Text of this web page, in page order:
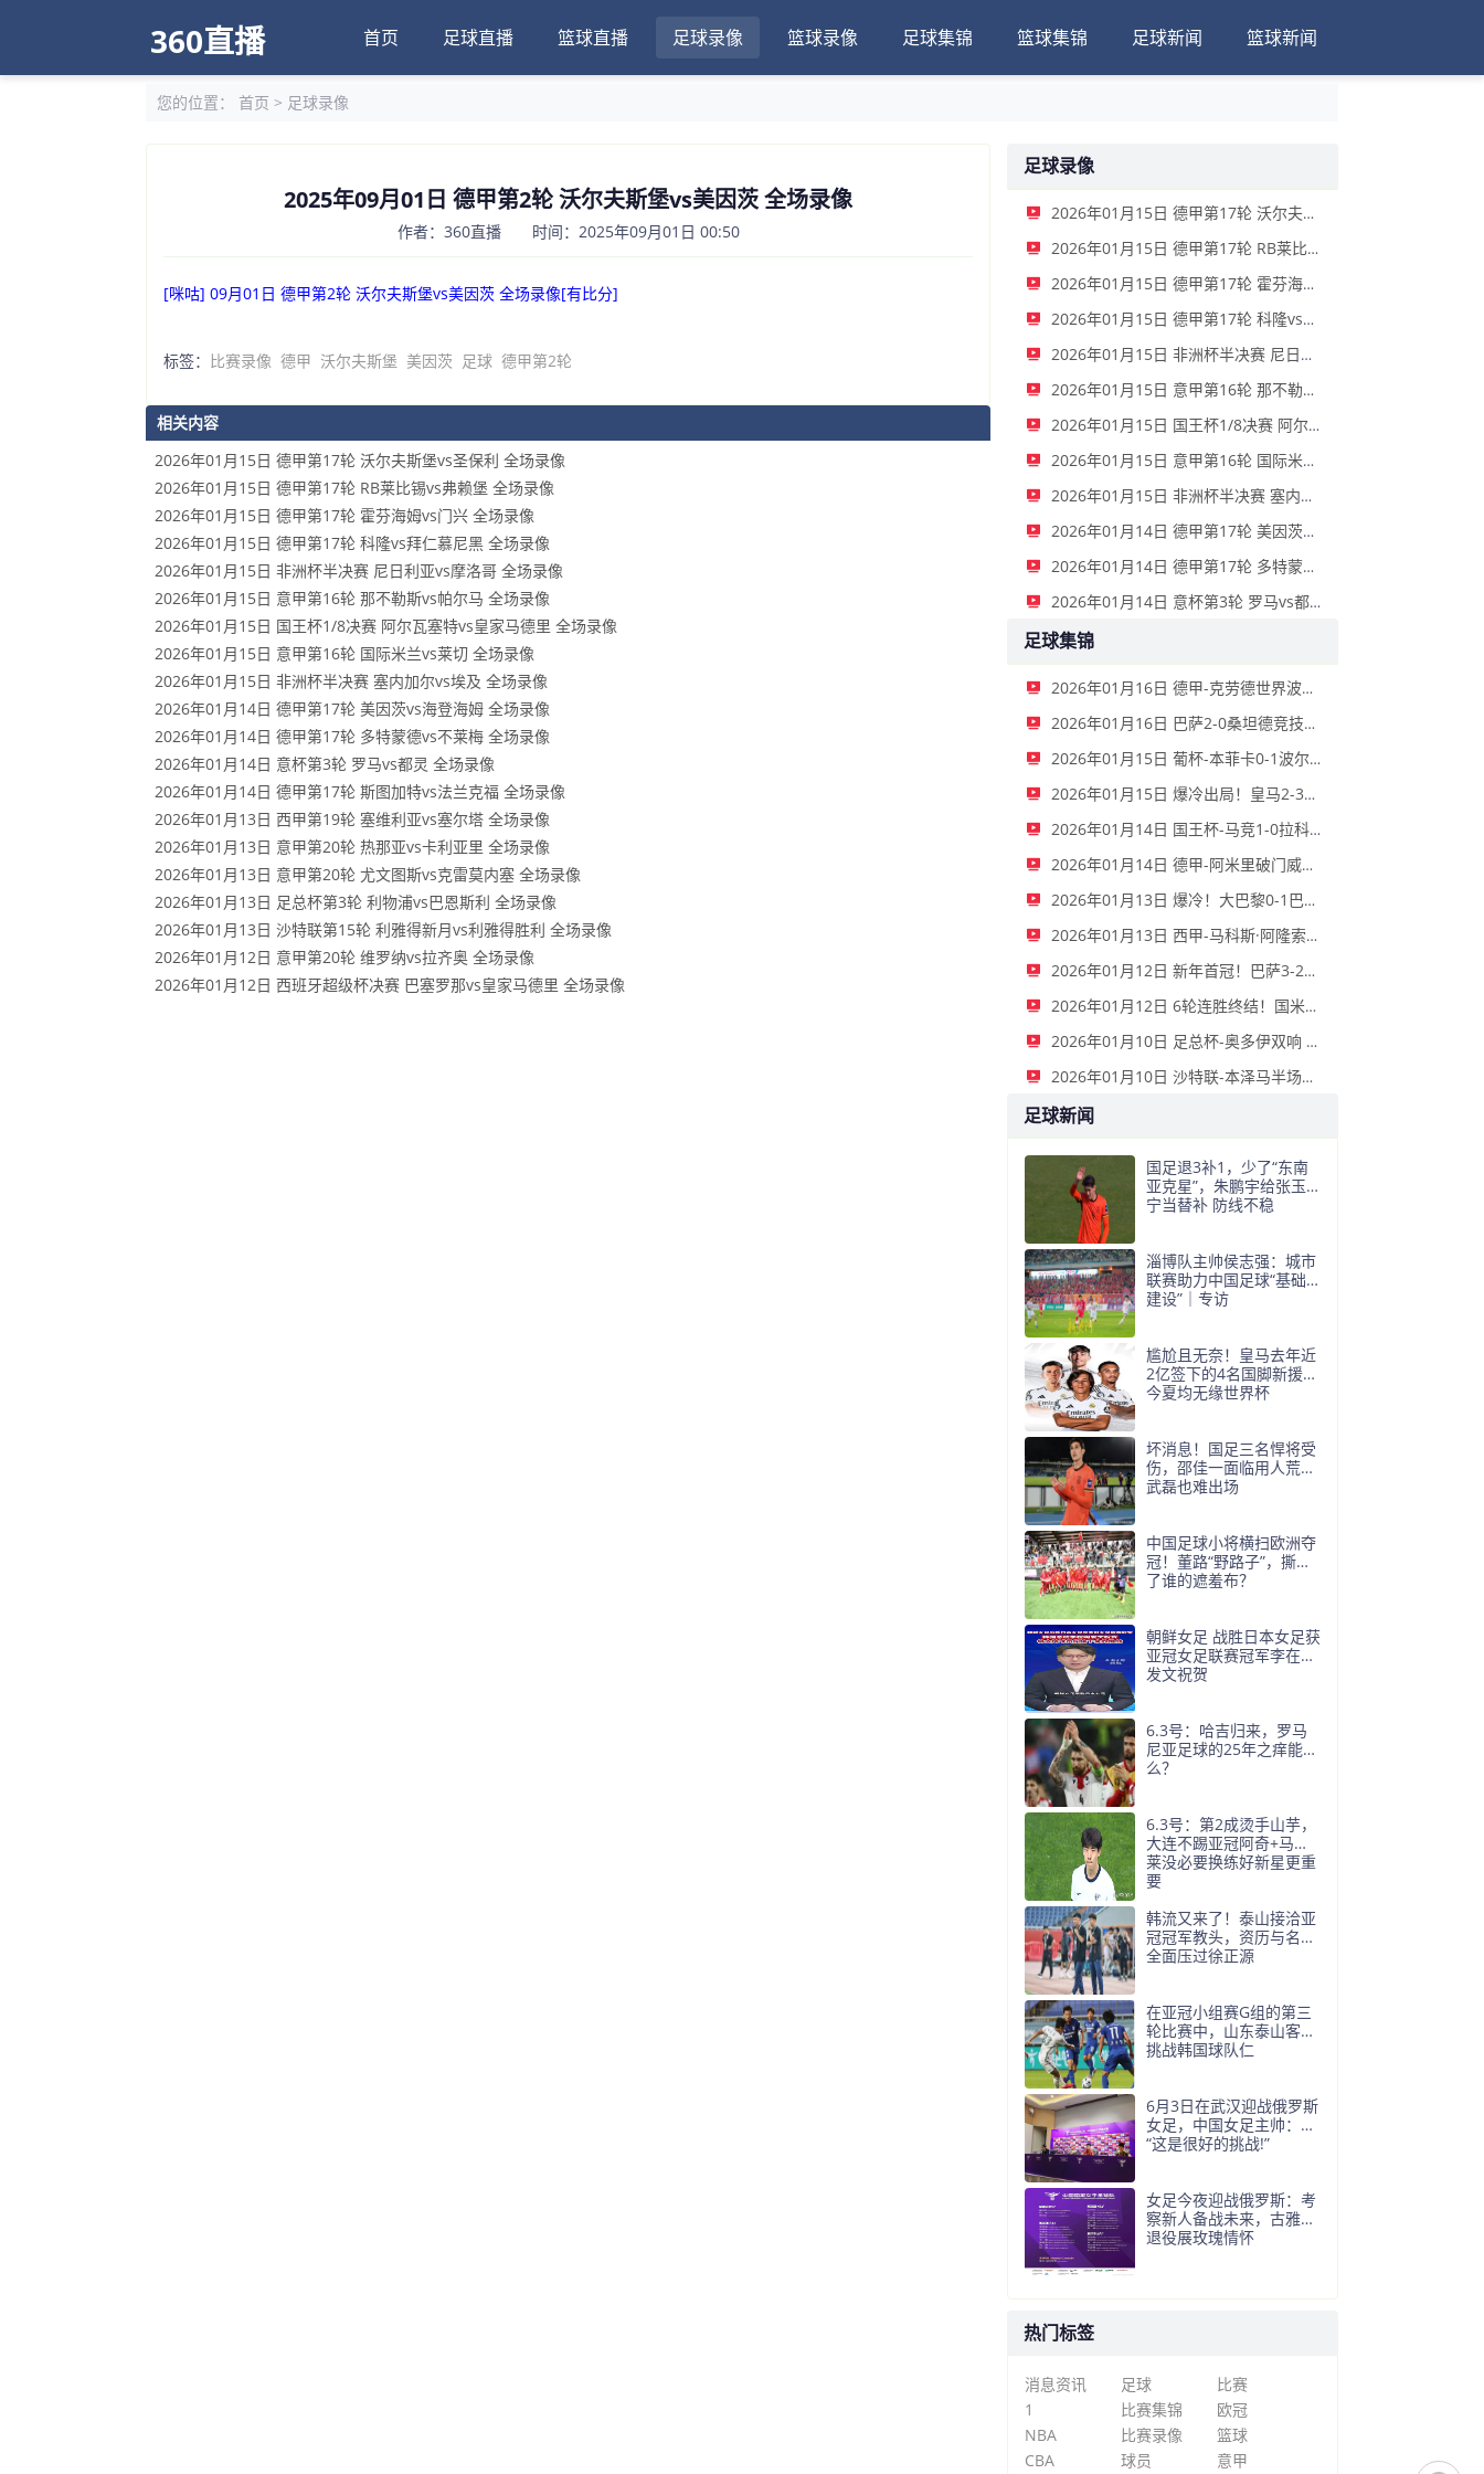
360直播 首页 足球直播 篮球直播 足球录像 篮球录像 足球集锦 篮球集锦 足球新闻 篮球新闻
您的位置： 首页 > 足球录像
2025年09月01日 德甲第2轮 沃尔夫斯堡vs美因茨 全场录像
作者：360直播 时间：2025年09月01日 00:50
[咪咕] 09月01日 德甲第2轮 沃尔夫斯堡vs美因茨 全场录像[有比分]
标签： 比赛录像 德甲 沃尔夫斯堡 美因茨 足球 德甲第2轮
相关内容
2026年01月15日 德甲第17轮 沃尔夫斯堡vs圣保利 全场录像
2026年01月15日 德甲第17轮 RB莱比锡vs弗赖堡 全场录像
2026年01月15日 德甲第17轮 霍芬海姆vs门兴 全场录像
2026年01月15日 德甲第17轮 科隆vs拜仁慕尼黑 全场录像
2026年01月15日 非洲杯半决赛 尼日利亚vs摩洛哥 全场录像
2026年01月15日 意甲第16轮 那不勒斯vs帕尔马 全场录像
2026年01月15日 国王杯1/8决赛 阿尔瓦塞特vs皇家马德里 全场录像
2026年01月15日 意甲第16轮 国际米兰vs莱切 全场录像
2026年01月15日 非洲杯半决赛 塞内加尔vs埃及 全场录像
2026年01月14日 德甲第17轮 美因茨vs海登海姆 全场录像
2026年01月14日 德甲第17轮 多特蒙德vs不莱梅 全场录像
2026年01月14日 意杯第3轮 罗马vs都灵 全场录像
2026年01月14日 德甲第17轮 斯图加特vs法兰克福 全场录像
2026年01月13日 西甲第19轮 塞维利亚vs塞尔塔 全场录像
2026年01月13日 意甲第20轮 热那亚vs卡利亚里 全场录像
2026年01月13日 意甲第20轮 尤文图斯vs克雷莫内塞 全场录像
2026年01月13日 足总杯第3轮 利物浦vs巴恩斯利 全场录像
2026年01月13日 沙特联第15轮 利雅得新月vs利雅得胜利 全场录像
2026年01月12日 意甲第20轮 维罗纳vs拉齐奥 全场录像
2026年01月12日 西班牙超级杯决赛 巴塞罗那vs皇家马德里 全场录像
足球录像
2026年01月15日 德甲第17轮 沃尔夫斯堡vs圣保利 全场录像
2026年01月15日 德甲第17轮 RB莱比锡vs弗赖堡 全场录像
2026年01月15日 德甲第17轮 霍芬海姆vs门兴 全场录像
2026年01月15日 德甲第17轮 科隆vs拜仁慕尼黑 全场录像
2026年01月15日 非洲杯半决赛 尼日利亚vs摩洛哥 全场录像
2026年01月15日 意甲第16轮 那不勒斯vs帕尔马 全场录像
2026年01月15日 国王杯1/8决赛 阿尔瓦塞特vs皇家马德里 全场录像
2026年01月15日 意甲第16轮 国际米兰vs莱切 全场录像
2026年01月15日 非洲杯半决赛 塞内加尔vs埃及 全场录像
2026年01月14日 德甲第17轮 美因茨vs海登海姆 全场录像
2026年01月14日 德甲第17轮 多特蒙德vs不莱梅 全场录像
2026年01月14日 意杯第3轮 罗马vs都灵 全场录像
足球集锦
2026年01月16日 德甲-克劳德世界波柳比西奇绝平 十人柏林联合1-1奥格斯堡
2026年01月16日 巴萨2-0桑坦德竞技晋级国王杯八强 费兰单刀球破门亚马尔建功
2026年01月15日 葡杯-本菲卡0-1波尔图止步八强 贝德纳雷克制胜帕夫利季斯失良机
2026年01月15日 爆冷出局！皇马2-3遭西乙队阿尔瓦塞特补时绝杀 无缘国王杯8强
2026年01月14日 国王杯-马竞1-0拉科鲁尼亚 格列兹曼十分角任意球破门+远射中横梁
2026年01月14日 德甲-阿米里破门威德默建功 美因茨2-1海登海姆
2026年01月13日 爆冷！大巴黎0-1巴黎FC止步法国杯32强 登贝莱失单刀埃梅里中框
2026年01月13日 西甲-马科斯·阿隆索点射制胜 塞尔塔客场1-0塞维利亚
2026年01月12日 新年首冠！巴萨3-2皇马卫冕西超杯 拉菲尼亚双响维尼修斯一条龙
2026年01月12日 6轮连胜终结！国米2-2那不勒斯 麦克托米奈双响恰20点射孔蒂染红
2026年01月10日 足总杯-奥多伊双响 点球大战诺丁汉森林6-7雷克瑟姆
2026年01月10日 沙特联-本泽马半场戴帽 吉达联合4-0拉斯永恒
足球新闻
国足退3补1，少了“东南
亚克星”，朱鹏宇给张玉
宁当替补 防线不稳
淄博队主帅侯志强：城市
联赛助力中国足球“基础
建设”｜专访
尴尬且无奈！皇马去年近
2亿签下的4名国脚新援，
今夏均无缘世界杯
坏消息！国足三名悍将受
伤，邵佳一面临用人荒，
武磊也难出场
中国足球小将横扫欧洲夺
冠！董路“野路子”，撕开
了谁的遮羞布？
朝鲜女足 战胜日本女足获
亚冠女足联赛冠军李在明
发文祝贺
6.3号：哈吉归来，罗马
尼亚足球的25年之痒能解
么？
6.3号：第2成烫手山芋，
大连不踢亚冠阿奇+马莱
莱没必要换练好新星更重
要
韩流又来了！泰山接洽亚
冠冠军教头，资历与名气
全面压过徐正源
在亚冠小组赛G组的第三
轮比赛中，山东泰山客场
挑战韩国球队仁
6月3日在武汉迎战俄罗斯
女足，中国女足主帅：
“这是很好的挑战!”
女足今夜迎战俄罗斯：考
察新人备战未来，古雅沙
退役展玫瑰情怀
热门标签
消息资讯 足球
比赛
1
比赛集锦
欧冠
NBA
比赛录像
篮球
CBA
球员 意甲